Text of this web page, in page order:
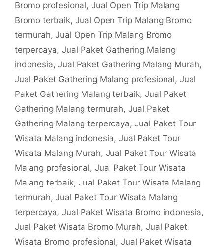
Bromo profesional, Jual Open Trip Malang
Bromo terbaik, Jual Open Trip Malang Bromo
termurah, Jual Open Trip Malang Bromo
terpercaya, Jual Paket Gathering Malang
indonesia, Jual Paket Gathering Malang Murah,
Jual Paket Gathering Malang profesional, Jual
Paket Gathering Malang terbaik, Jual Paket
Gathering Malang termurah, Jual Paket
Gathering Malang terpercaya, Jual Paket Tour
Wisata Malang indonesia, Jual Paket Tour
Wisata Malang Murah, Jual Paket Tour Wisata
Malang profesional, Jual Paket Tour Wisata
Malang terbaik, Jual Paket Tour Wisata Malang
termurah, Jual Paket Tour Wisata Malang
terpercaya, Jual Paket Wisata Bromo indonesia,
Jual Paket Wisata Bromo Murah, Jual Paket
Wisata Bromo profesional, Jual Paket Wisata